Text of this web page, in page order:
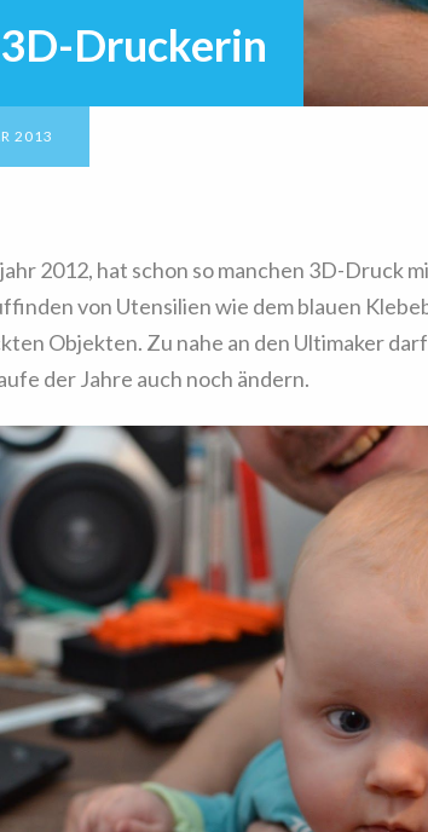
Druckerin
2013
2012, hat schon so manchen 3D-Druck
von Utensilien wie dem blauen
Objekten. Zu nahe an den Ultimaker
der Jahre auch noch ändern.